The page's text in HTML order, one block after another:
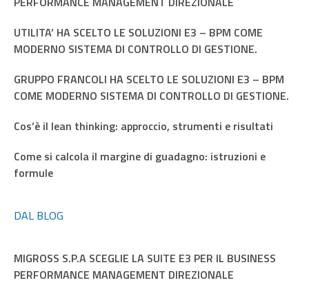
UTILITA’ HA SCELTO LE SOLUZIONI E3 – BPM COME
MODERNO SISTEMA DI CONTROLLO DI GESTIONE.
GRUPPO FRANCOLI HA SCELTO LE SOLUZIONI E3 – BPM
COME MODERNO SISTEMA DI CONTROLLO DI GESTIONE.
Cos’è il lean thinking: approccio, strumenti e risultati
Come si calcola il margine di guadagno: istruzioni e
formule
DAL BLOG
MIGROSS S.P.A SCEGLIE LA SUITE E3 PER IL BUSINESS
PERFORMANCE MANAGEMENT DIREZIONALE